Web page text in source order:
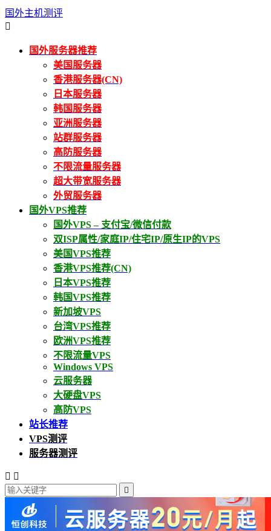
国外主机测评

国外服务器推荐
美国服务器
香港服务器(CN)
日本服务器
韩国服务器
亚洲服务器
站群服务器
高防服务器
不限流量服务器
超大带宽服务器
外贸服务器
国外VPS推荐
国外VPS – 支付宝/微信付款
双ISP属性/家庭IP/住宅IP/原生IP的VPS
美国VPS推荐
香港VPS推荐(CN)
日本VPS推荐
韩国VPS推荐
新加坡VPS
台湾VPS推荐
欧洲VPS推荐
不限流量VPS
Windows VPS
云服务器
大硬盘VPS
高防VPS
站长推荐
VPS测评
服务器测评
 
